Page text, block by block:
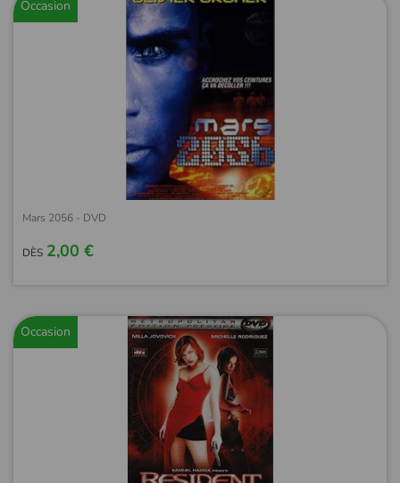
Occasion
Mars 2056 - DVD
DÈS 2,00 €
Occasion